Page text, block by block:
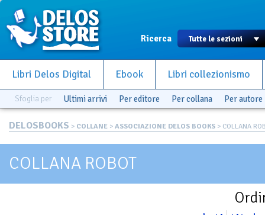
Ricerca
Libri Delos Digital Ebook Libri collezionismo
Sfoglia per Ultimi arrivi Per editore Per collana Per autore
DELOSBOOKS > COLLANE > ASSOCIAZIONE DELOS BOOKS > COLLANA
COLLANA ROBOT